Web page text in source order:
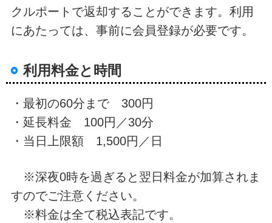
クルポートで返却することができます。利用
にあたっては、事前に会員登録が必要です。
利用料金と時間
・最初の60分まで 300円
・延長料金 100円／30分
・当日上限額 1,500円／日
※深夜0時を過ぎると翌日料金が加算されま
すのでご注意ください。
※料金は全て税込表記です。